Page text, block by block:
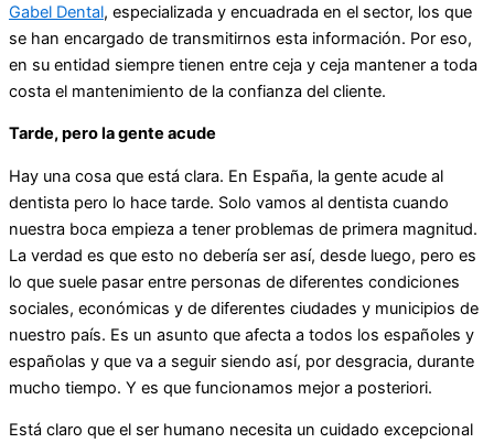
Gabel Dental, especializada y encuadrada en el sector, los que
se han encargado de transmitirnos esta información. Por eso,
en su entidad siempre tienen entre ceja y ceja mantener a toda
costa el mantenimiento de la confianza del cliente.
Tarde, pero la gente acude
Hay una cosa que está clara. En España, la gente acude al
dentista pero lo hace tarde. Solo vamos al dentista cuando
nuestra boca empieza a tener problemas de primera magnitud.
La verdad es que esto no debería ser así, desde luego, pero es
lo que suele pasar entre personas de diferentes condiciones
sociales, económicas y de diferentes ciudades y municipios de
nuestro país. Es un asunto que afecta a todos los españoles y
españolas y que va a seguir siendo así, por desgracia, durante
mucho tiempo. Y es que funcionamos mejor a posteriori.
Está claro que el ser humano necesita un cuidado excepcional